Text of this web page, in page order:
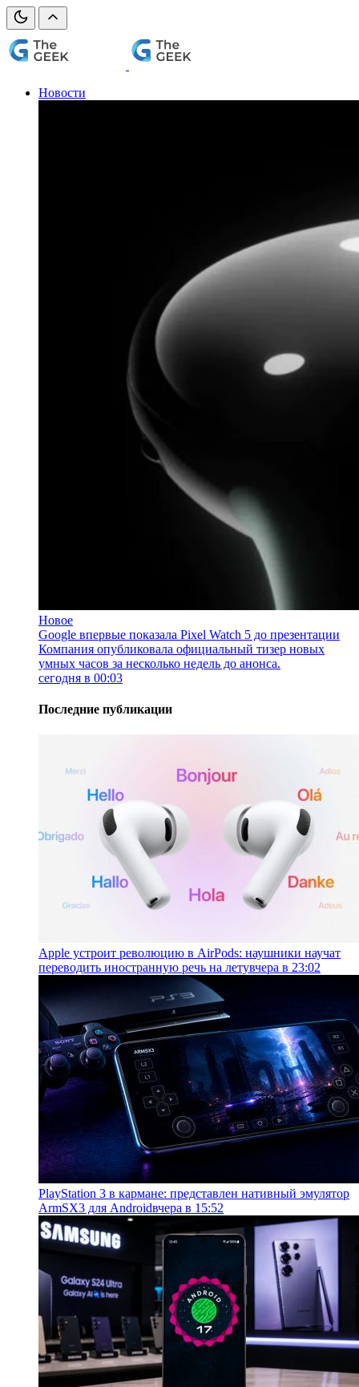
Новости
Новое
Google впервые показала Pixel Watch 5 до презентации
Компания опубликовала официальный тизер новых
умных часов за несколько недель до анонса.
сегодня в 00:03
Последние публикации
Apple устроит революцию в AirPods: наушники научат
переводить иностранную речь на летувчера в 23:02
PlayStation 3 в кармане: представлен нативный эмулятор
ArmSX3 для Androidвчера в 15:52